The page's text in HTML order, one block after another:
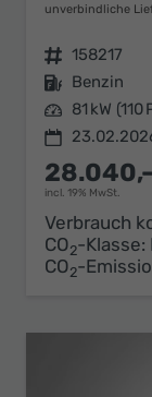
unverbindliche
Fahrzeugnr. 158217
Kraftstoff Benzin
Leistung 81 kW (110
incl. 19% MwSt.
Verbrauch
CO2-Klasse:
CO2-